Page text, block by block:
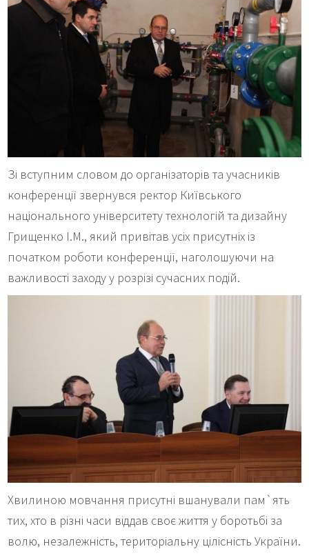
Зі вступним словом до організаторів та учасників
конференції звернувся ректор Київського
національного університету технологій та дизайну
Грищенко І.М., який привітав усіх присутніх із
початком роботи конференції, наголошуючи на
важливості заходу у розрізі сучасних подій.
Хвилиною мовчання присутні вшанували пам`ять
тих, хто в різні часи віддав своє життя у боротьбі за
волю, незалежність, територіальну цілісність України.